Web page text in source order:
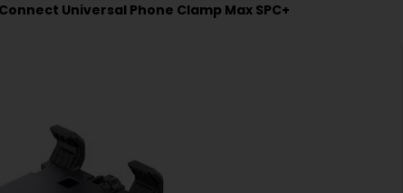
Connect Universal Phone Clamp Max SPC+